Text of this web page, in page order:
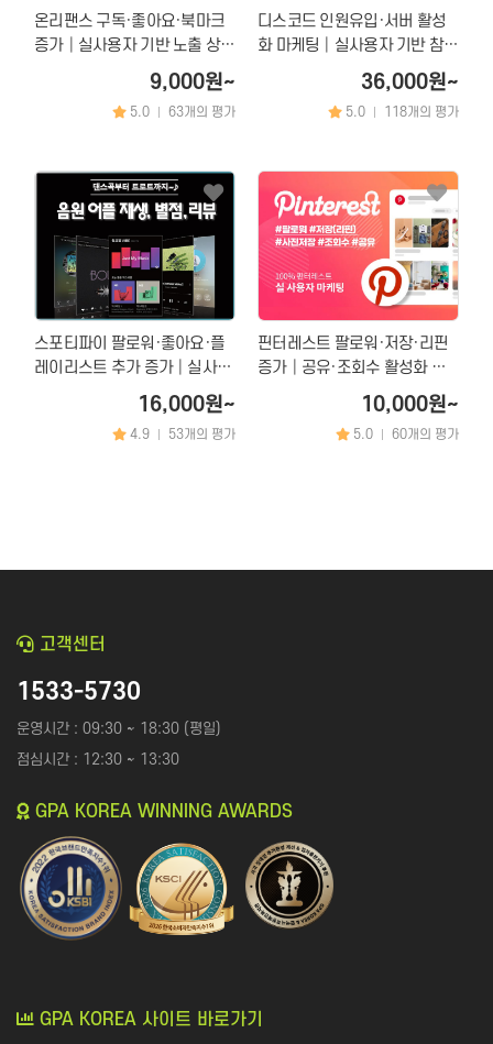
온리팬스 구독·좋아요·북마크
증가│실사용자 기반 노출 상승
9,000원~
5.0 63개의 평가
디스코드 인원유입·서버 활성
화 마케팅│실사용자 기반 참여
율 상승 & 커뮤니티 성장
36,000원~
5.0 118개의 평가
스포티파이 팔로워·좋아요·플
레이리스트 추가 증가│실사용
자 기반 음원 노출 상승 & 아티
스트 활성화 마케팅16,000원~
4.9 53개의 평가
핀터레스트 팔로워·저장·리핀
증가│공유·조회수 활성화 마
10,000원~
5.0 60개의 평가
고객센터
1533-5730
운영시간 : 09:30 ~ 18:30 (평일)
점심시간 : 12:30 ~ 13:30
GPA KOREA WINNING AWARDS
GPA KOREA 사이트 바로가기